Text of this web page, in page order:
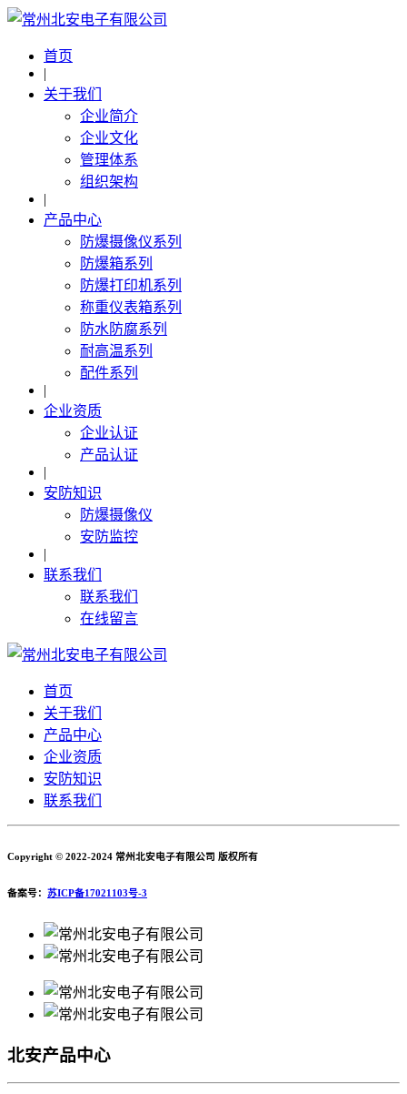
首页
|
关于我们
企业简介
企业文化
管理体系
组织架构
|
产品中心
防爆摄像仪系列
防爆箱系列
防爆打印机系列
称重仪表箱系列
防水防腐系列
耐高温系列
配件系列
|
企业资质
企业认证
产品认证
|
安防知识
防爆摄像仪
安防监控
|
联系我们
联系我们
在线留言
首页
关于我们
产品中心
企业资质
安防知识
联系我们
Copyright © 2022-2024 常州北安电子有限公司 版权所有
备案号： 苏ICP备17021103号-3
北安产品中心